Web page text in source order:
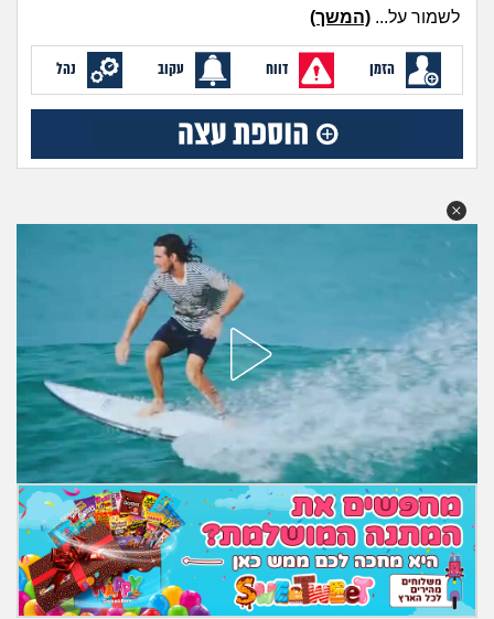
פיננסי וכלכלה
בין הסדינים
יוקר המחיה
גאווה
לשמור על... (המשך)
הזמן דווח עקוב נהל